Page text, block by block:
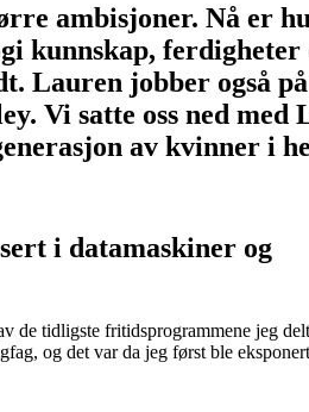
ambisjoner. Nå er
kunnskap,
Lauren jobber også
Vi satte oss ned med
av kvinner i
i datamaskiner og
de tidligste fritidsprogrammene jeg
og det var da jeg først ble